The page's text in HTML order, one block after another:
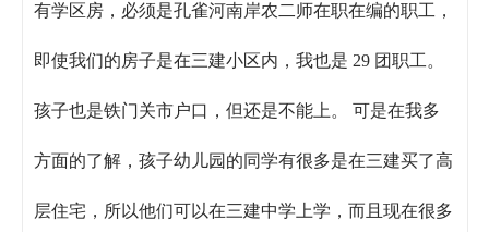
有学区房，必须是孔雀河南岸农二师在职在编的职工，
即使我们的房子是在三建小区内，我也是 29 团职工。
孩子也是铁门关市户口，但还是不能上。 可是在我多
方面的了解，孩子幼儿园的同学有很多是在三建买了高
层住宅，所以他们可以在三建中学上学，而且现在很多